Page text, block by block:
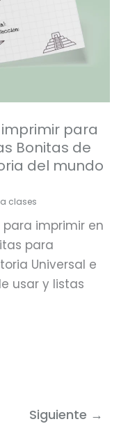
imprimir para
Bonitas de
del mundo
clases
para imprimir en
para
Universal e
usar y listas
Siguiente →